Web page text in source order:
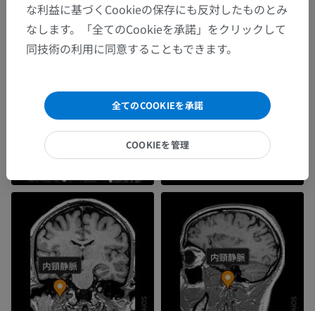
な利益に基づくCookieの保存にも反対したものとみ
なします。「全てのCookieを承諾」をクリックして
同技術の利用に同意することもできます。
全てのCOOKIEを承諾
COOKIEを管理